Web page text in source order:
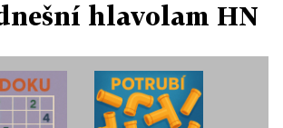
hlavolam HN